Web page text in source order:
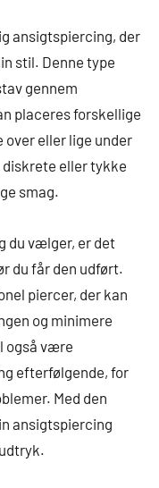
ansigtspiercing, der
stil. Denne type
gennem
placeres forskellige
over eller lige under
eller tykke
smag.
du vælger, er det
du får den udført.
piercer, der kan
og minimere
også være
efterfølgende, for
Med den
ansigtspiercing